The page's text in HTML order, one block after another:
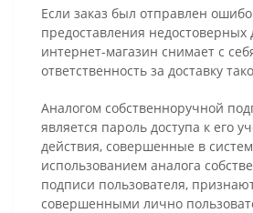
Если заказ был отправлен
предоставления недостоверных
интернет-магазин снимает с
ответственность за доставку
Аналогом собственноручной
является пароль доступа к его
действия, совершенные в
использованием аналога
подписи пользователя,
совершенными лично